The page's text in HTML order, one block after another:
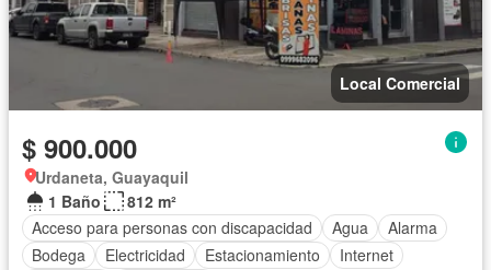
Local Comercial
$ 900.000
Urdaneta, Guayaquil
1 Baño
812 m²
Acceso para personas con discapacidad
Agua
Alarma
Bodega
Electricidad Estacionamiento
Internet